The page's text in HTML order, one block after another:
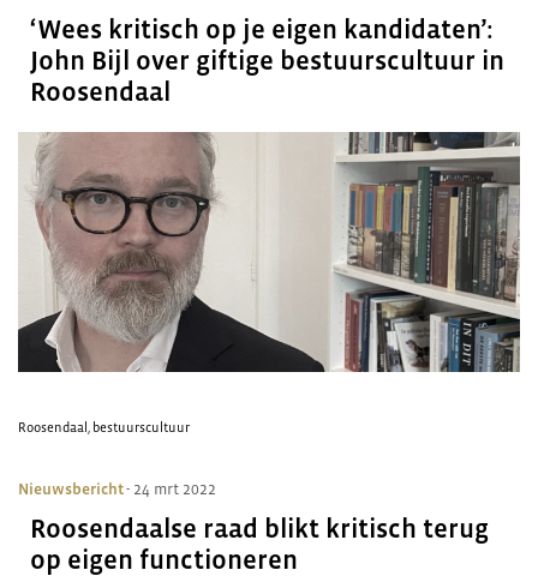
‘Wees kritisch op je eigen kandidaten’:
John Bijl over giftige bestuurscultuur in
Roosendaal
Roosendaal , bestuurscultuur
Nieuwsbericht- 24 mrt 2022
Roosendaalse raad blikt kritisch terug
op eigen functioneren